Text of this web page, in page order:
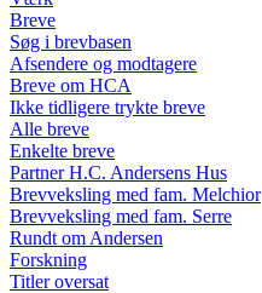
Breve
Søg i brevbasen
Afsendere og modtagere
Breve om HCA
Ikke tidligere trykte breve
Alle breve
Enkelte breve
Partner H.C. Andersens Hus
Brevveksling med fam. Melchior
Brevveksling med fam. Serre
Rundt om Andersen
Forskning
Titler oversat